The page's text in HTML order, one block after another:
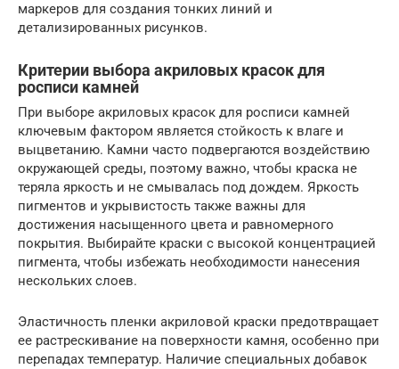
маркеров для создания тонких линий и
детализированных рисунков.
Критерии выбора акриловых красок для
росписи камней
При выборе акриловых красок для росписи камней
ключевым фактором является стойкость к влаге и
выцветанию. Камни часто подвергаются воздействию
окружающей среды, поэтому важно, чтобы краска не
теряла яркость и не смывалась под дождем. Яркость
пигментов и укрывистость также важны для
достижения насыщенного цвета и равномерного
покрытия. Выбирайте краски с высокой концентрацией
пигмента, чтобы избежать необходимости нанесения
нескольких слоев.
Эластичность пленки акриловой краски предотвращает
ее растрескивание на поверхности камня, особенно при
перепадах температур. Наличие специальных добавок